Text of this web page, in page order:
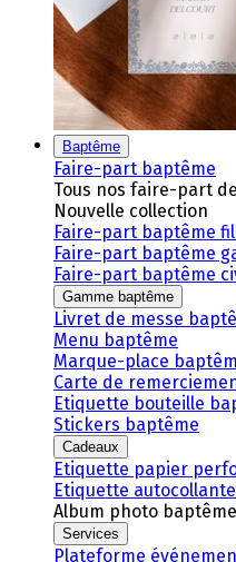
Baptême
Faire-part baptême
Tous nos faire-part
Nouvelle collection
Faire-part baptême
Faire-part baptême
Faire-part baptême
Gamme baptême
Livret de messe
Menu baptême
Marque-place
Carte de
Etiquette bouteille
Stickers baptême
Cadeaux
Etiquette papier
Etiquette autocollante
Album photo baptême
Services
Plateforme